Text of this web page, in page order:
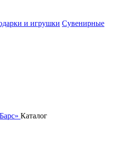
и игрушки Сувенирные
Каталог